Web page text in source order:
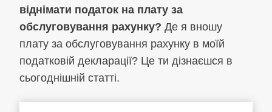
віднімати податок на плату за
обслуговування рахунку? Де я вношу
плату за обслуговування рахунку в моїй
податковій декларації? Це ти дізнаєшся в
сьогоднішній статті.